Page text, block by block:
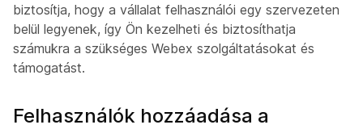
biztosítja, hogy a vállalat felhasználói egy szervezeten
belül legyenek, így Ön kezelheti és biztosíthatja
számukra a szükséges Webex szolgáltatásokat és
támogatást.
Felhasználók hozzáadása a